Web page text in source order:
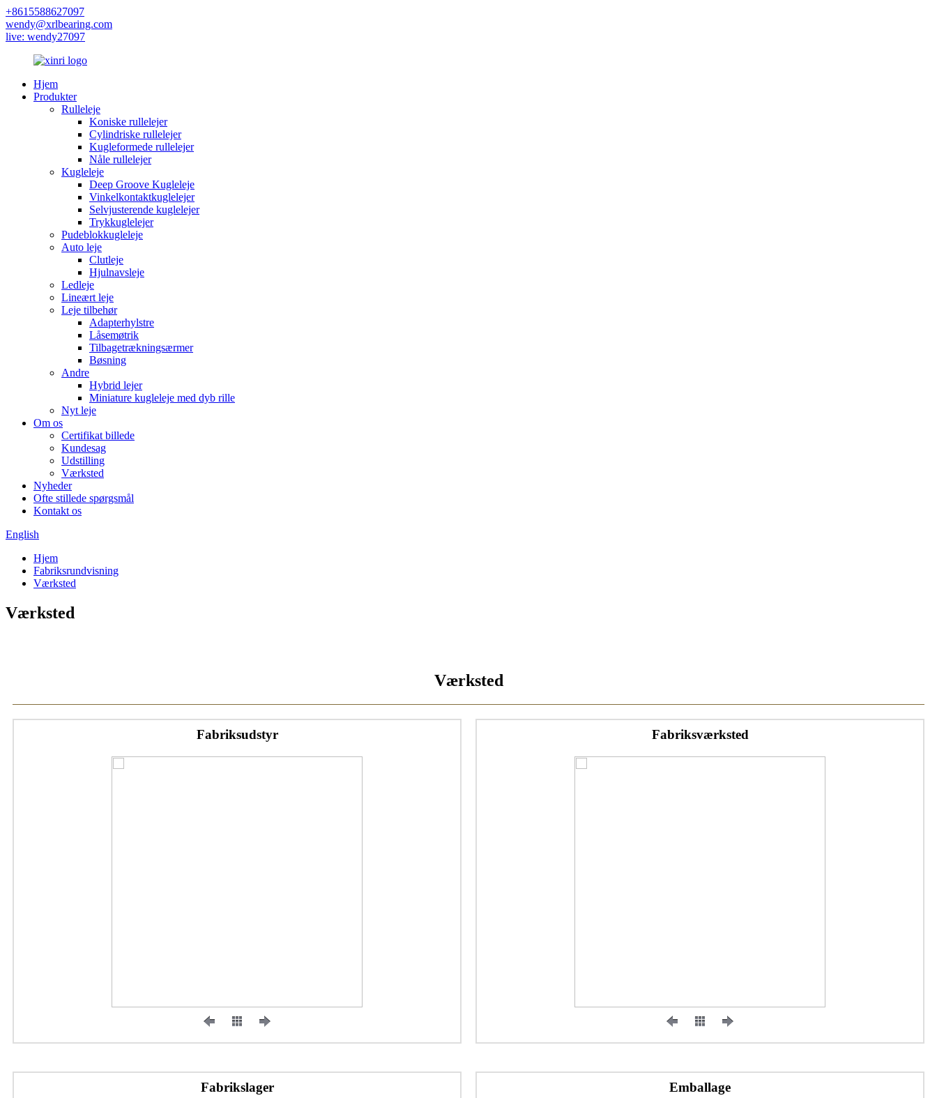
+8615588627097
wendy@xrlbearing.com
live: wendy27097
Hjem
Produkter
Rulleleje
Koniske rullelejer
Cylindriske rullelejer
Kugleformede rullelejer
Nåle rullelejer
Kugleleje
Deep Groove Kugleleje
Vinkelkontaktkuglelejer
Selvjusterende kuglelejer
Trykkuglelejer
Pudeblokkugleleje
Auto leje
Clutleje
Hjulnavsleje
Ledleje
Lineært leje
Leje tilbehør
Adapterhylstre
Låsemøtrik
Tilbagetrækningsærmer
Bøsning
Andre
Hybrid lejer
Miniature kugleleje med dyb rille
Nyt leje
Om os
Certifikat billede
Kundesag
Udstilling
Værksted
Nyheder
Ofte stillede spørgsmål
Kontakt os
English
Hjem
Fabriksrundvisning
Værksted
Værksted
Værksted
Fabriksudstyr Fabriksværksted
Fabrikslager Emballage